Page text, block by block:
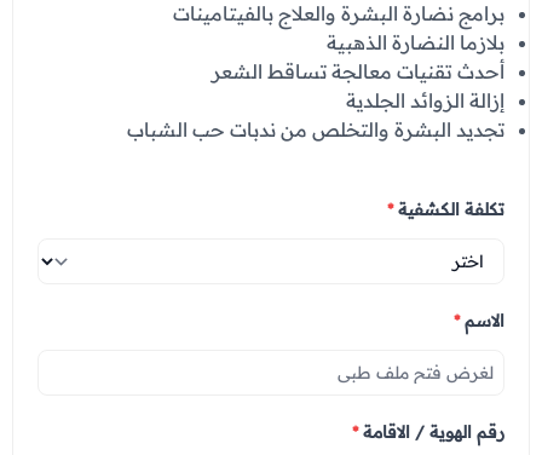
برامج نضارة البشرة والعلاج بالفيتامينات
بلازما النضارة الذهبية
أحدث تقنيات معالجة تساقط الشعر
إزالة الزوائد الجلدية
تجديد البشرة والتخلص من ندبات حب الشباب
تكلفة الكشفية*
الاسم*
رقم الهوية / الاقامة*